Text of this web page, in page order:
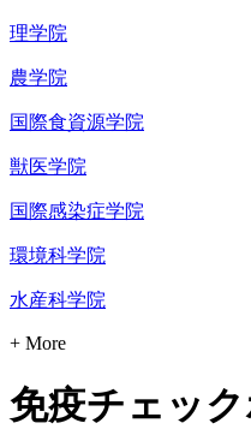
理学院
農学院
国際食資源学院
獣医学院
国際感染症学院
環境科学院
水産科学院
+ More
免疫チェッ